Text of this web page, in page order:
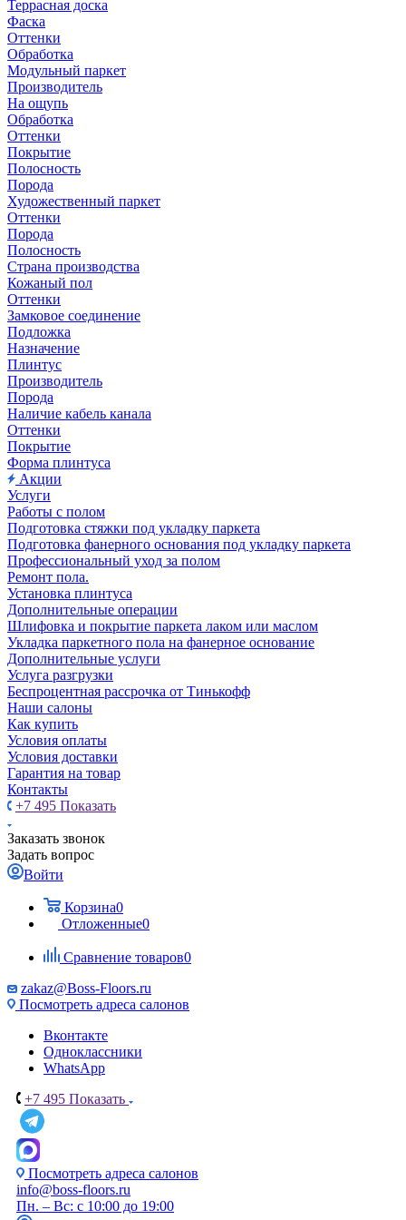
Террасная доска
Фаска
Оттенки
Обработка
Модульный паркет
Производитель
На ощупь
Обработка
Оттенки
Покрытие
Полосность
Порода
Художественный паркет
Оттенки
Порода
Полосность
Страна производства
Кожаный пол
Оттенки
Замковое соединение
Подложка
Назначение
Плинтус
Производитель
Порода
Наличие кабель канала
Оттенки
Покрытие
Форма плинтуса
Акции
Услуги
Работы с полом
Подготовка стяжки под укладку паркета
Подготовка фанерного основания под укладку паркета
Профессиональный уход за полом
Ремонт пола.
Установка плинтуса
Дополнительные операции
Шлифовка и покрытие паркета лаком или маслом
Укладка паркетного пола на фанерное основание
Дополнительные услуги
Услуга разгрузки
Беспроцентная рассрочка от Тинькофф
Наши салоны
Как купить
Условия оплаты
Условия доставки
Гарантия на товар
Контакты
+7 495 Показать
Заказать звонок
Задать вопрос
Войти
Корзина0
Отложенные0
Сравнение товаров0
zakaz@Boss-Floors.ru
Посмотреть адреса салонов
Вконтакте
Одноклассники
WhatsApp
+7 495 Показать
Посмотреть адреса салонов
info@boss-floors.ru
Пн. – Вс: с 10:00 до 19:00